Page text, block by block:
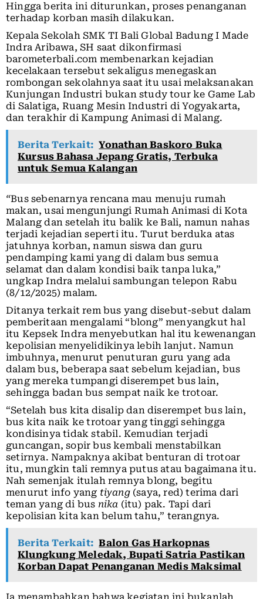
Hingga berita ini diturunkan, proses penanganan
terhadap korban masih dilakukan.
Kepala Sekolah SMK TI Bali Global Badung I Made
Indra Aribawa, SH saat dikonfirmasi
barometerbali.com membenarkan kejadian
kecelakaan tersebut sekaligus menegaskan
rombongan sekolahnya saat itu usai melaksanakan
Kunjungan Industri bukan study tour ke Game Lab
di Salatiga, Ruang Mesin Industri di Yogyakarta,
dan terakhir di Kampung Animasi di Malang.
Berita Terkait: Yonathan Baskoro Buka
Kursus Bahasa Jepang Gratis, Terbuka
untuk Semua Kalangan
“Bus sebenarnya rencana mau menuju rumah
makan, usai mengunjungi Rumah Animasi di Kota
Malang dan setelah itu balik ke Bali, namun nahas
terjadi kejadian seperti itu. Turut berduka atas
jatuhnya korban, namun siswa dan guru
pendamping kami yang di dalam bus semua
selamat dan dalam kondisi baik tanpa luka,”
ungkap Indra melalui sambungan telepon Rabu
(8/12/2025) malam.
Ditanya terkait rem bus yang disebut-sebut dalam
pemberitaan mengalami “blong” menyangkut hal
itu Kepsek Indra menyebutkan hal itu kewenangan
kepolisian menyelidikinya lebih lanjut. Namun
imbuhnya, menurut penuturan guru yang ada
dalam bus, beberapa saat sebelum kejadian, bus
yang mereka tumpangi diserempet bus lain,
sehingga badan bus sempat naik ke trotoar.
“Setelah bus kita disalip dan diserempet bus lain,
bus kita naik ke trotoar yang tinggi sehingga
kondisinya tidak stabil. Kemudian terjadi
guncangan, sopir bus kembali menstabilkan
setirnya. Nampaknya akibat benturan di trotoar
itu, mungkin tali remnya putus atau bagaimana itu.
Nah semenjak itulah remnya blong, begitu
menurut info yang tiyang(saya, red) terima dari
teman yang di bus nika (itu) pak. Tapi dari
kepolisian kita kan belum tahu,” terangnya.
Berita Terkait: Balon Gas Harkopnas
Klungkung Meledak, Bupati Satria Pastikan
Korban Dapat Penanganan Medis Maksimal